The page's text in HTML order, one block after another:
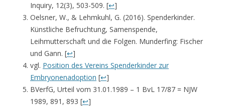
Inquiry, 12(3), 503-509. [↩]
Oelsner, W., & Lehmkuhl, G. (2016). Spenderkinder.
Künstliche Befruchtung, Samenspende,
Leihmutterschaft und die Folgen. Munderfing: Fischer
und Gann. [↩]
vgl. Position des Vereins Spenderkinder zur
Embryonenadoption [↩]
BVerfG, Urteil vom 31.01.1989 – 1 BvL 17/87 = NJW
1989, 891, 893 [↩]